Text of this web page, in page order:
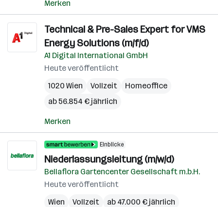
Merken
Technical & Pre-Sales Expert for VMS
Energy Solutions (m/f/d)
A1 Digital International GmbH
Heute veröffentlicht
1020 Wien
Vollzeit
Homeoffice
ab 56.854 € jährlich
Merken
Einblicke
Niederlassungsleitung (m/w/d)
Bellaflora Gartencenter Gesellschaft m.b.H.
Heute veröffentlicht
Wien
Vollzeit ab 47.000 € jährlich